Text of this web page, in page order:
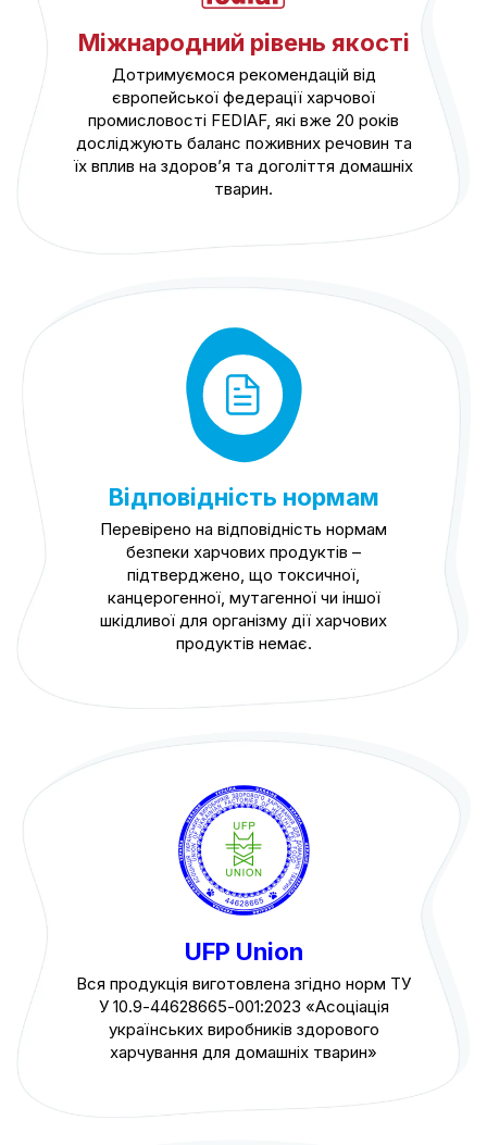
Міжнародний рівень якості
Дотримуємося рекомендацій від
європейської федерації харчової
промисловості FEDIAF, які вже 20 років
досліджують баланс поживних речовин та
їх вплив на здоров’я та доголіття домашніх
тварин.
Відповідність нормам
Перевірено на відповідність нормам
безпеки харчових продуктів –
підтверджено, що токсичної,
канцерогенної, мутагенної чи іншої
шкідливої для організму дії харчових
продуктів немає.
UFP Union
Вся продукція виготовлена згідно норм ТУ
У 10.9-44628665-001:2023 «Асоціація
українських виробників здорового
харчування для домашніх тварин»